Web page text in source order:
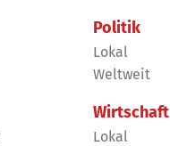
Politik
Lokal
Weltweit
Wirtschaft
Lokal